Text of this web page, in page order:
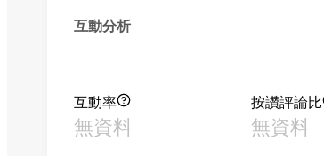
互動分析
互動率
無資料
按讚評論比
無資料